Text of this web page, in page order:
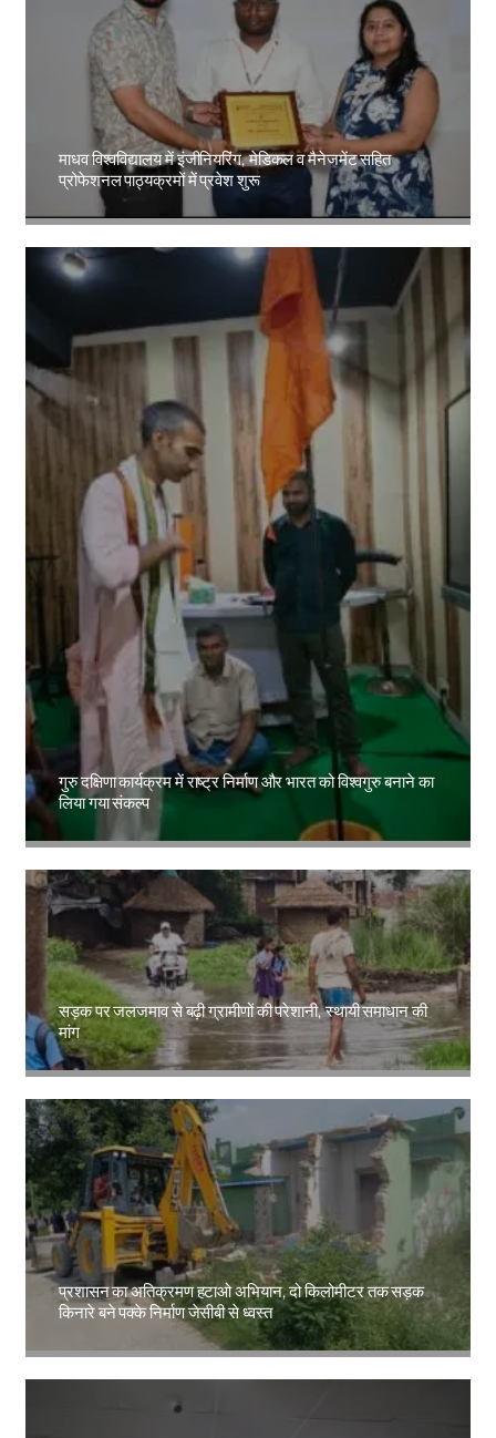
माधव विश्वविद्यालय में इंजीनियरिंग, मेडिकल व मैनेजमेंट सहित
प्रोफेशनल पाठ्यक्रमों में प्रवेश शुरू
Amit Lekh
गुरु दक्षिणा कार्यक्रम में राष्ट्र निर्माण और भारत को विश्वगुरु बनाने का
लिया गया संकल्प
सड़क पर जलजमाव से बढ़ी ग्रामीणों की परेशानी, स्थायी समाधान की
मांग
Amit Lekh
प्रशासन का अतिक्रमण हटाओ अभियान, दो किलोमीटर तक सड़क
किनारे बने पक्के निर्माण जेसीबी से ध्वस्त